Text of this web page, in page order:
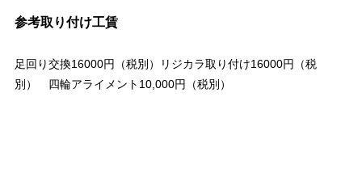
参考取り付け工賃
足回り交換16000円（税別）リジカラ取り付け16000円（税
別） 四輪アライメント10,000円（税別）